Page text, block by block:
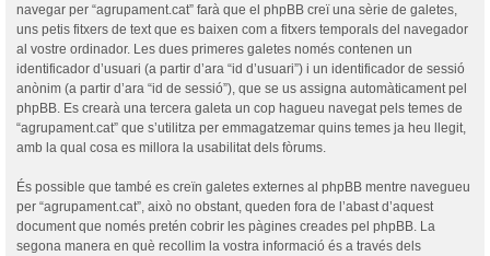
navegar per “agrupament.cat” farà que el phpBB creï una sèrie de galetes,
uns petis fitxers de text que es baixen com a fitxers temporals del navegador
al vostre ordinador. Les dues primeres galetes només contenen un
identificador d’usuari (a partir d’ara “id d’usuari”) i un identificador de sessió
anònim (a partir d’ara “id de sessió”), que se us assigna automàticament pel
phpBB. Es crearà una tercera galeta un cop hagueu navegat pels temes de
“agrupament.cat” que s’utilitza per emmagatzemar quins temes ja heu llegit,
amb la qual cosa es millora la usabilitat dels fòrums.
És possible que també es creïn galetes externes al phpBB mentre navegueu
per “agrupament.cat”, això no obstant, queden fora de l’abast d’aquest
document que només pretén cobrir les pàgines creades pel phpBB. La
segona manera en què recollim la vostra informació és a través dels